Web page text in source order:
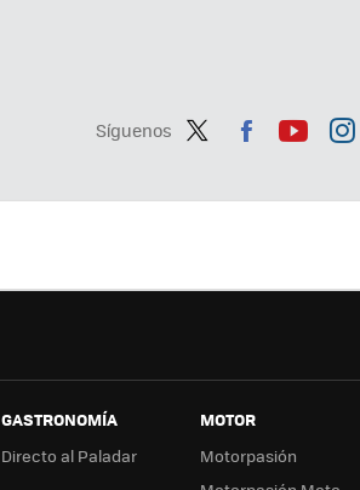
Síguenos
ter
ebo tub agr
GASTRONOMÍA
Directo al Paladar
MOTOR
Motorpasión